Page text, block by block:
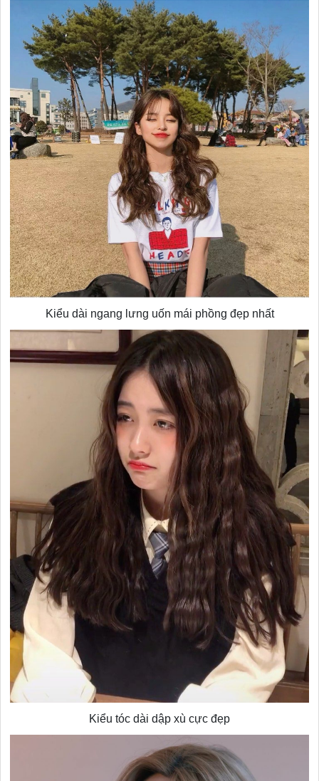
Kiểu dài ngang lưng uốn mái phồng đẹp nhất
Kiểu tóc dài dập xù cực đẹp